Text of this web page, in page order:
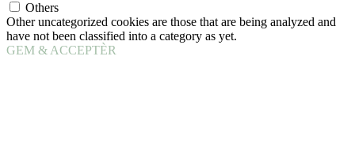
Others
Other uncategorized cookies are those that are being analyzed and
have not been classified into a category as yet.
GEM & ACCEPTÈR